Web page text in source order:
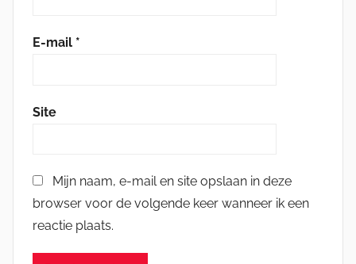
E-mail *
Site
Mijn naam, e-mail en site opslaan in deze
browser voor de volgende keer wanneer ik een
reactie plaats.